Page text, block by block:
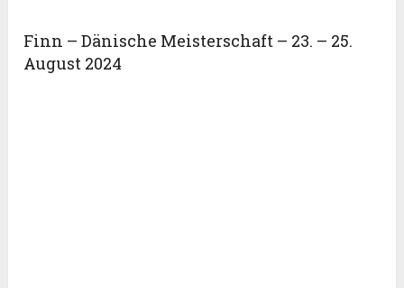
Finn – Dänische Meisterschaft – 23. – 25.
August 2024